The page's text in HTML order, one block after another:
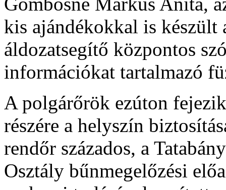
kis ajándékokkal is készült
áldozatsegítő központos
információkat tartalmazó
A polgárőrök ezúton
részére a helyszín
rendőr százados, a
Osztály bűnmegelőzési